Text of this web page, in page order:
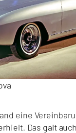
eine
Das galt